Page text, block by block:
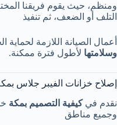
ومنظم، حيث يقوم فريقنا
التلف أو الضعف، ثم تنفيذ
أعمال الصيانة اللازمة
وسلامتها لأطول فترة ممكنة.
إصلاح خزانات الفيبر جلاس
نقدم فيكيفية التصميم بمكة
وجميع مناطق